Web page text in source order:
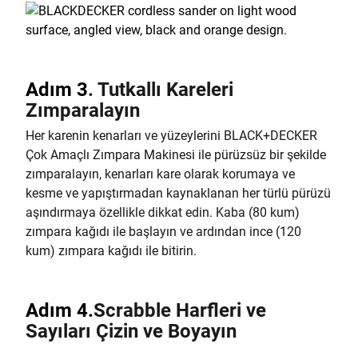
Adım 3. Tutkallı Kareleri
Zımparalayın
Her karenin kenarları ve yüzeylerini BLACK+DECKER
Çok Amaçlı Zımpara Makinesi ile pürüzsüz bir şekilde
zımparalayın, kenarları kare olarak korumaya ve
kesme ve yapıştırmadan kaynaklanan her türlü pürüzü
aşındırmaya özellikle dikkat edin. Kaba (80 kum)
zımpara kağıdı ile başlayın ve ardından ince (120
kum) zımpara kağıdı ile bitirin.
Adım 4.Scrabble Harfleri ve
Sayıları Çizin ve Boyayın